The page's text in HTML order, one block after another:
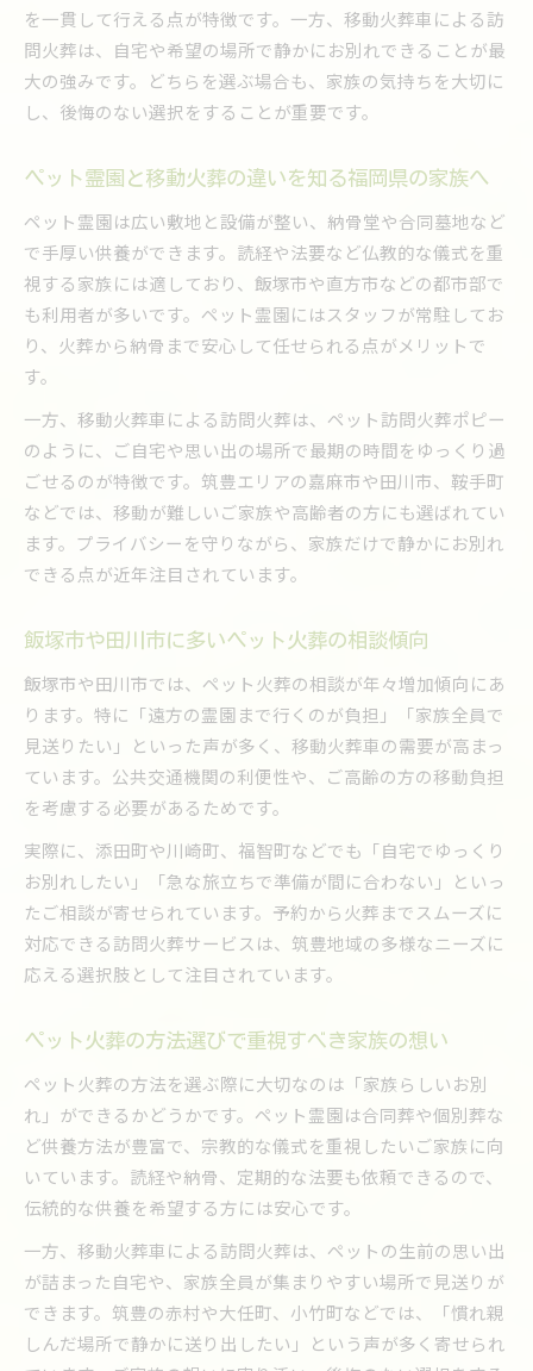
筑豊エリアにも広がる移動ペット火葬の利点
筑豊エリアで注目される移動ペット火葬の理由
ペット火葬の新しい形が飯塚市などで普及中
自治体ごとのペット火葬事情と移動火葬の利点
家族に寄り添うペット火葬サービスの特徴
ペット火葬サービス選びで家族が重視すべき点
ペット訪問火葬が叶える温かな最後の時間
川崎町や大任町でも利用されるペット火葬の工
ペット火葬で大切にする家族の想いと供養の形
家族の希望に応えるペット火葬のサポート体制
訪問火葬で大切な思い出を守る方法
訪問ペット火葬で心穏やかに見送る方法
ペット火葬後の供養プランと選択肢を考える
を一貫して行える点が特徴です。一方、移動火葬車による訪
問火葬は、自宅や希望の場所で静かにお別れできることが最
大の強みです。どちらを選ぶ場合も、家族の気持ちを大切に
し、後悔のない選択をすることが重要です。
ペット霊園と移動火葬の違いを知る福岡県の家族へ
ペット霊園は広い敷地と設備が整い、納骨堂や合同墓地など
で手厚い供養ができます。読経や法要など仏教的な儀式を重
視する家族には適しており、飯塚市や直方市などの都市部で
も利用者が多いです。ペット霊園にはスタッフが常駐してお
り、火葬から納骨まで安心して任せられる点がメリットで
す。
一方、移動火葬車による訪問火葬は、ペット訪問火葬ポピー
のように、ご自宅や思い出の場所で最期の時間をゆっくり過
ごせるのが特徴です。筑豊エリアの嘉麻市や田川市、鞍手町
などでは、移動が難しいご家族や高齢者の方にも選ばれてい
ます。プライバシーを守りながら、家族だけで静かにお別れ
できる点が近年注目されています。
飯塚市や田川市に多いペット火葬の相談傾向
飯塚市や田川市では、ペット火葬の相談が年々増加傾向にあ
ります。特に「遠方の霊園まで行くのが負担」「家族全員で
見送りたい」といった声が多く、移動火葬車の需要が高まっ
ています。公共交通機関の利便性や、ご高齢の方の移動負担
を考慮する必要があるためです。
実際に、添田町や川崎町、福智町などでも「自宅でゆっくり
お別れしたい」「急な旅立ちで準備が間に合わない」といっ
たご相談が寄せられています。予約から火葬までスムーズに
対応できる訪問火葬サービスは、筑豊地域の多様なニーズに
応える選択肢として注目されています。
ペット火葬の方法選びで重視すべき家族の想い
ペット火葬の方法を選ぶ際に大切なのは「家族らしいお別
れ」ができるかどうかです。ペット霊園は合同葬や個別葬な
ど供養方法が豊富で、宗教的な儀式を重視したいご家族に向
いています。読経や納骨、定期的な法要も依頼できるので、
伝統的な供養を希望する方には安心です。
一方、移動火葬車による訪問火葬は、ペットの生前の思い出
が詰まった自宅や、家族全員が集まりやすい場所で見送りが
できます。筑豊の赤村や大任町、小竹町などでは、「慣れ親
しんだ場所で静かに送り出したい」という声が多く寄せられ